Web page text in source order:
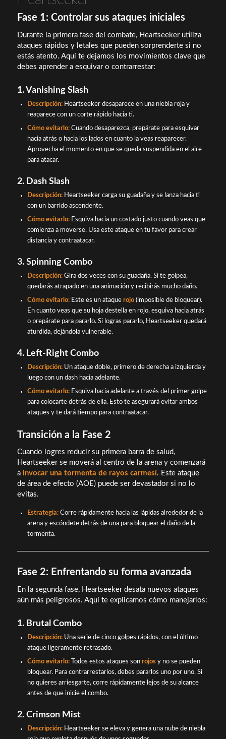
Fase 1: Controlar sus ataques iniciales
Durante la primera fase del combate, Heartseeker utiliza
ataques rápidos y letales que pueden sorprenderte si no
estás atento. Aquí te dejamos los movimientos clave que
debes aprender a esquivar o contrarrestar:
1. Vanishing Slash
Descripción:Heartseeker desaparece en una niebla roja y
reaparece con un corte rápido hacia ti.
Cómo evitarlo:Cuando desaparezca, prepárate para esquivar
hacia atrás o hacia los lados en cuanto la veas reaparecer.
Aprovecha el momento en que se queda suspendida en el aire
para atacar.
2. Dash Slash
Descripción:Heartseeker carga su guadaña y se lanza hacia ti
con un barrido ascendente.
Cómo evitarlo:Esquiva hacia un costado justo cuando veas que
comienza a moverse. Usa este ataque en tu favor para crear
distancia y contraatacar.
3. Spinning Combo
Descripción:Gira dos veces con su guadaña. Si te golpea,
quedarás atrapado en una animación y recibirás mucho daño.
Cómo evitarlo:Este es un ataque rojo(imposible de bloquear).
En cuanto veas que su hoja destella en rojo, esquiva hacia atrás
o prepárate para pararlo. Si logras pararlo, Heartseeker quedará
aturdida, dejándola vulnerable.
4. Left-Right Combo
Descripción:Un ataque doble, primero de derecha a izquierda y
luego con un dash hacia adelante.
Cómo evitarlo:Esquiva hacia adelante a través del primer golpe
para colocarte detrás de ella. Esto te asegurará evitar ambos
ataques y te dará tiempo para contraatacar.
Transición a la Fase 2
Cuando logres reducir su primera barra de salud,
Heartseeker se moverá al centro de la arena y comenzará
a invocar una tormenta de rayos carmesí. Este ataque
de área de efecto (AOE) puede ser devastador si no lo
evitas.
Estrategia:Corre rápidamente hacia las lápidas alrededor de la
arena y escóndete detrás de una para bloquear el daño de la
tormenta.
Fase 2: Enfrentando su forma avanzada
En la segunda fase, Heartseeker desata nuevos ataques
aún más peligrosos. Aquí te explicamos cómo manejarlos:
1. Brutal Combo
Descripción:Una serie de cinco golpes rápidos, con el último
ataque ligeramente retrasado.
Cómo evitarlo:Todos estos ataques son rojosy no se pueden
bloquear. Para contrarrestarlos, debes pararlos uno por uno. Si
no quieres arriesgarte, corre rápidamente lejos de su alcance
antes de que inicie el combo.
2. Crimson Mist
Descripción:Heartseeker se eleva y genera una nube de niebla